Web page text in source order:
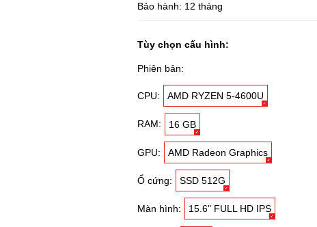
Bảo hành: 12 tháng
Tùy chọn cấu hình:
Phiên bản:
CPU: AMD RYZEN 5-4600U
RAM: 16 GB
GPU: AMD Radeon Graphics
Ổ cứng: SSD 512G
Màn hình: 15.6" FULL HD IPS